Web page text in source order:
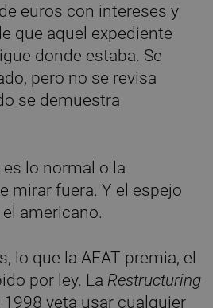
euros con intereses y
que aquel expediente
donde estaba. Se
pero no se revisa
se demuestra
lo normal o la
mirar fuera. Y el espejo
americano.
lo que la AEAT premia, el
por ley. La Restructuring
veta usar cualquier